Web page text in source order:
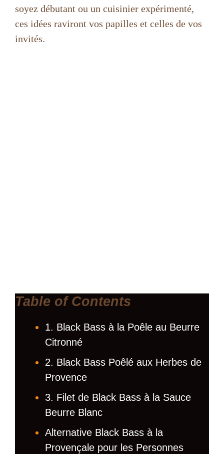
soyez débutant ou un cuisinier expérimenté,
ces idées raviront vos papilles et celles de vos
invités.
Table of Contents
1. Black Bass à la Poêle au Beurre
Citronné
2. Black Bass Poêlé aux Herbes de
Provence
3. Filet de Black Bass à la Sauce
Beurre Blanc
Alternative Black Bass à la
Provençale pour les Personnes